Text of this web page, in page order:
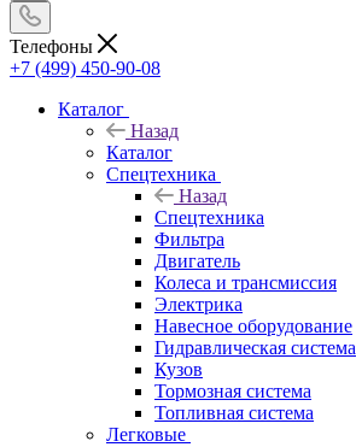
Телефоны
+7 (499) 450-90-08
Каталог
Назад
Каталог
Спецтехника
Назад
Спецтехника
Фильтра
Двигатель
Колеса и трансмиссия
Электрика
Навесное оборудование
Гидравлическая система
Кузов
Тормозная система
Топливная система
Легковые